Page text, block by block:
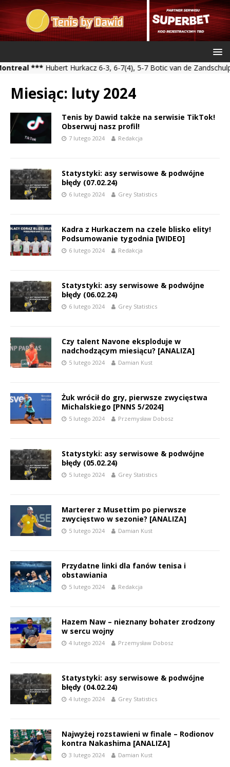
***Hubert Hurkacz 6-3, 6-7(4), 5-7 Botic van de Zandschulp ***
Miesiąc: luty 2024
Tenis by Dawid także na serwisie TikTok!
Obserwuj nasz profil!
7 lutego 2024 Redakcja
Statystyki: asy serwisowe & podwójne
błędy (07.02.24)
6 lutego 2024 Grey Statistics
Kadra z Hurkaczem na czele blisko elity!
Podsumowanie tygodnia [WIDEO]
6 lutego 2024 Redakcja
Statystyki: asy serwisowe & podwójne
błędy (06.02.24)
6 lutego 2024 Grey Statistics
Czy talent Navone eksploduje w
nadchodzącym miesiącu? [ANALIZA]
5 lutego 2024 Damian Kust
Żuk wrócił do gry, pierwsze zwycięstwa
Michalskiego [PNNS 5/2024]
5 lutego 2024 Przemysław Dobosz
Statystyki: asy serwisowe & podwójne
błędy (05.02.24)
5 lutego 2024 Grey Statistics
Marterer z Musettim po pierwsze
zwycięstwo w sezonie? [ANALIZA]
5 lutego 2024 Damian Kust
Przydatne linki dla fanów tenisa i
obstawiania
5 lutego 2024 Redakcja
Hazem Naw – nieznany bohater zrodzony
w sercu wojny
4 lutego 2024 Przemysław Dobosz
Statystyki: asy serwisowe & podwójne
błędy (04.02.24)
4 lutego 2024 Grey Statistics
Najwyżej rozstawieni w finale – Rodionov
kontra Nakashima [ANALIZA]
3 lutego 2024 Damian Kust